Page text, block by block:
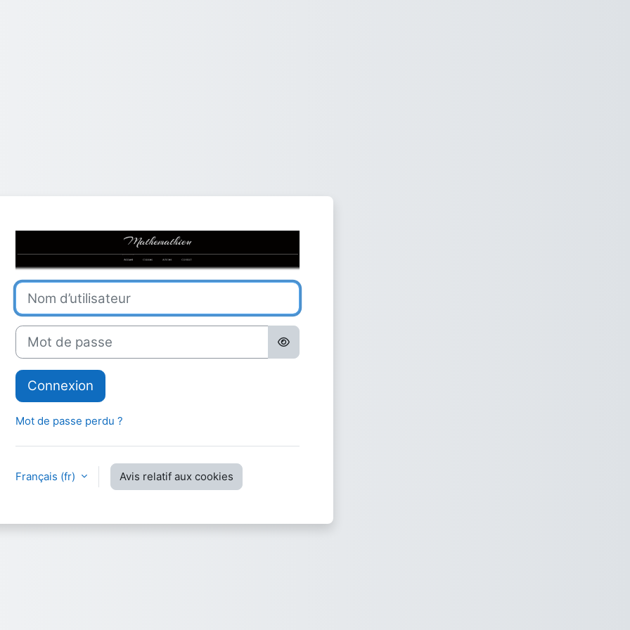
Connexion à Mathemathieu - Moodle
Nom d’utilisateur
Mot de passe
Connexion
Mot de passe perdu ?
Français ‎(fr)‎ Avis relatif aux cookies